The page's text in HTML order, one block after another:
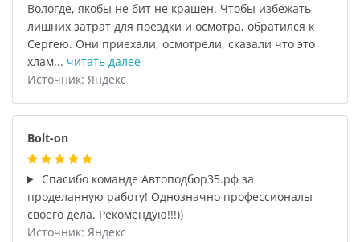
Вологде, якобы не бит не крашен. Чтобы избежать
лишних затрат для поездки и осмотра, обратился к
Сергею. Они приехали, осмотрели, сказали что это
хлам... читать далее
Источник: Яндекс
Bolt-on
Спасибо команде Автоподбор35.рф за
проделанную работу! Однозначно профессионалы
своего дела. Рекомендую!!!))
Источник: Яндекс